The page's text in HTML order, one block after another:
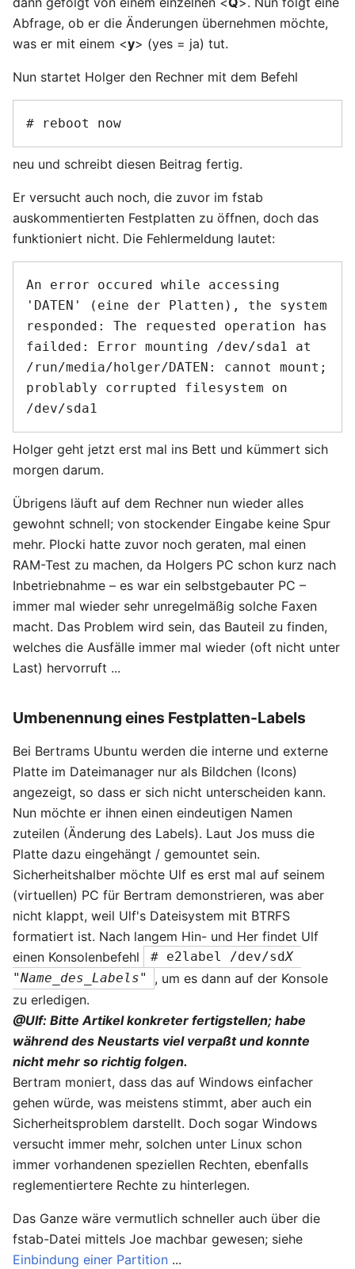
Abfrage, ob er die Änderungen übernehmen möchte,
was er mit einem <y> (yes = ja) tut.
Nun startet Holger den Rechner mit dem Befehl
neu und schreibt diesen Beitrag fertig.
Er versucht auch noch, die zuvor im fstab
auskommentierten Festplatten zu öffnen, doch das
funktioniert nicht. Die Fehlermeldung lautet:
An error occured while accessing
'DATEN' (eine der Platten), the system
responded: The requested operation has
failded: Error mounting /dev/sda1 at
/run/media/holger/DATEN: cannot mount;
problably corrupted filesystem on
Holger geht jetzt erst mal ins Bett und kümmert sich
morgen darum.
Übrigens läuft auf dem Rechner nun wieder alles
gewohnt schnell; von stockender Eingabe keine Spur
mehr. Plocki hatte zuvor noch geraten, mal einen
RAM-Test zu machen, da Holgers PC schon kurz nach
Inbetriebnahme – es war ein selbstgebauter PC –
immer mal wieder sehr unregelmäßig solche Faxen
macht. Das Problem wird sein, das Bauteil zu finden,
welches die Ausfälle immer mal wieder (oft nicht unter
Last) hervorruft ...
Umbenennung eines Festplatten-Labels
Bei Bertrams Ubuntu werden die interne und externe
Platte im Dateimanager nur als Bildchen (Icons)
angezeigt, so dass er sich nicht unterscheiden kann.
Nun möchte er ihnen einen eindeutigen Namen
zuteilen (Änderung des Labels). Laut Jos muss die
Platte dazu eingehängt / gemountet sein.
Sicherheitshalber möchte Ulf es erst mal auf seinem
(virtuellen) PC für Bertram demonstrieren, was aber
nicht klappt, weil Ulf's Dateisystem mit BTRFS
formatiert ist. Nach langem Hin- und Her findet Ulf
einen Konsolenbefehl
# e2label /dev/sdX
"Name_des_Labels"
, um es dann auf der Konsole
zu erledigen.
@Ulf: Bitte Artikel konkreter fertigstellen; habe
während des Neustarts viel verpaßt und konnte
nicht mehr so richtig folgen.
Bertram moniert, dass das auf Windows einfacher
gehen würde, was meistens stimmt, aber auch ein
Sicherheitsproblem darstellt. Doch sogar Windows
versucht immer mehr, solchen unter Linux schon
immer vorhandenen speziellen Rechten, ebenfalls
reglementiertere Rechte zu hinterlegen.
Das Ganze wäre vermutlich schneller auch über die
fstab-Datei mittels Joe machbar gewesen; siehe
Einbindung einer Partition ...